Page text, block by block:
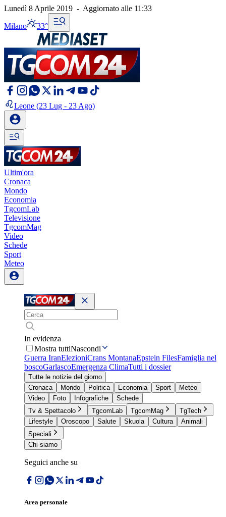
Lunedì 8 Aprile 2019 - Aggiornato alle 11:33
Milano 33°
Leone (23 Lug - 23 Ago)
Ultim'ora
Cronaca
Mondo
Economia
TgcomLab
Televisione
TgcomMag
Video
Schede
Sport
Meteo
In evidenza
Mostra tuttiNascondi
Guerra IranElezioniCrans MontanaEpstein FilesFamiglia nel
boscoGarlascoEmergenza ClimaTutti i dossier
Tutte le notizie del giorno
Cronaca
Mondo Politica Economia Sport
Meteo
Video
Foto Infografiche
Schede
Tv & Spettacolo
TgcomLab TgcomMag
TgTech
Lifestyle
Oroscopo Salute Skuola Cultura
Animali
Speciali
Chi siamo
Seguici anche su
Area personale